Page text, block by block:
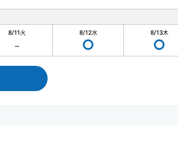
8/11火 8/12水 8/13木